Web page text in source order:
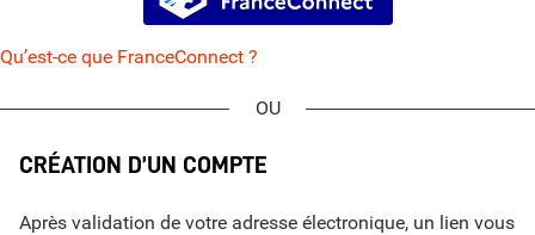
Qu’est-ce que FranceConnect ?
CRÉATION D’UN COMPTE
Après validation de votre adresse électronique, un lien vous